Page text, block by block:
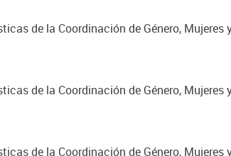
de la Coordinación de Género, Mujeres
de la Coordinación de Género, Mujeres
de la Coordinación de Género, Mujeres